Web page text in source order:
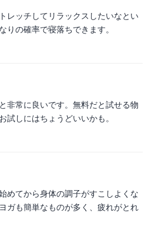
レッチしてリラックスしたいなとい
りの確率で寝落ちできます。
非常に良いです。無料だと試せる物
試しにはちょうどいいかも。
めてから身体の調子がすこしよくな
ガも簡単なものが多く、疲れがとれ